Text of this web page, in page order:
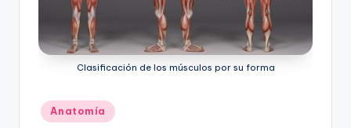
Clasificación de los músculos por su forma
Publicado
en
Anatomía